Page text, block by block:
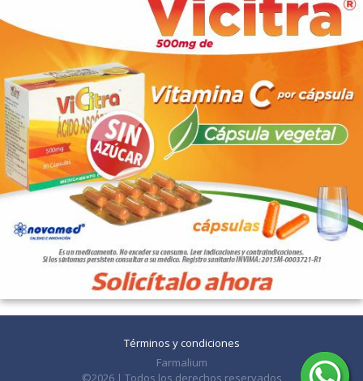
Términos y condiciones
Farmalium
©2026 | Todos los derechos reservados